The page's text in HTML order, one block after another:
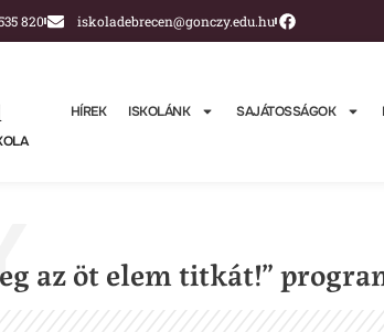
820 iskoladebrecen@gonczy.edu.hu
HÍREK ISKOLÁNK SAJÁTOSSÁGOK
az öt elem titkát!”